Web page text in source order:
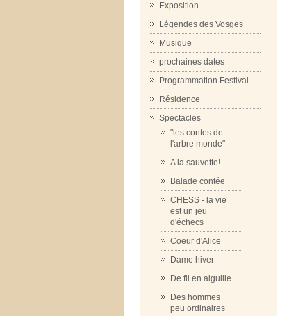
Exposition
Légendes des Vosges
Musique
prochaines dates
Programmation Festival
Résidence
Spectacles
"les contes de
l'arbre monde"
A la sauvette!
Balade contée
CHESS - la vie
est un jeu
d'échecs
Coeur d'Alice
Dame hiver
De fil en aiguille
Des hommes
peu ordinaires